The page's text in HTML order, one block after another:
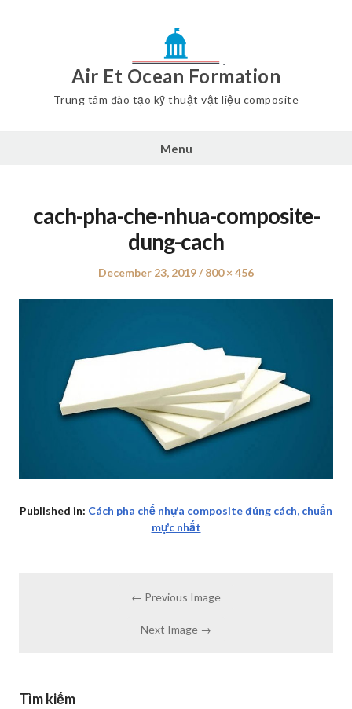
Air Et Ocean Formation
Trung tâm đào tạo kỹ thuật vật liệu composite
Menu
cach-pha-che-nhua-composite-
dung-cach
Posted
December 23, 2019
Full
800 × 456
Published in: Cách pha chế nhựa composite đúng cách, chuẩn
mực nhất
← Previous Image
Next Image →
Tìm kiếm